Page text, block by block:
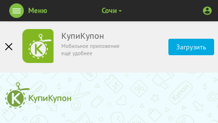
КупиКупон
Мобильное приложение
ещё удобнее
Загрузить
Меню Сочи